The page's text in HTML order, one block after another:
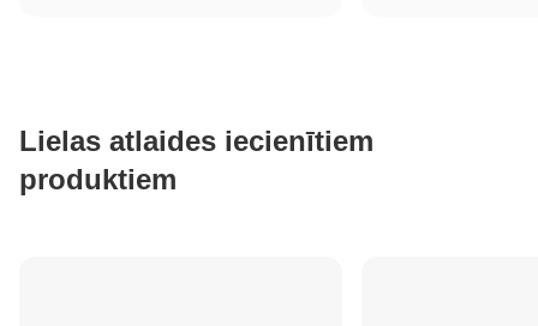
Lielas atlaides iecienītiem
produktiem